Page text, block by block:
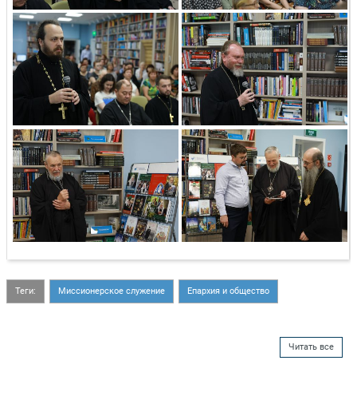
Теги: Миссионерское служение Епархия и общество
Читать все